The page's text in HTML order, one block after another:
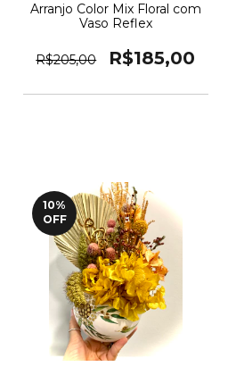
Arranjo Color Mix Floral com
Vaso Reflex
R$205,00 R$185,00
10%
OFF